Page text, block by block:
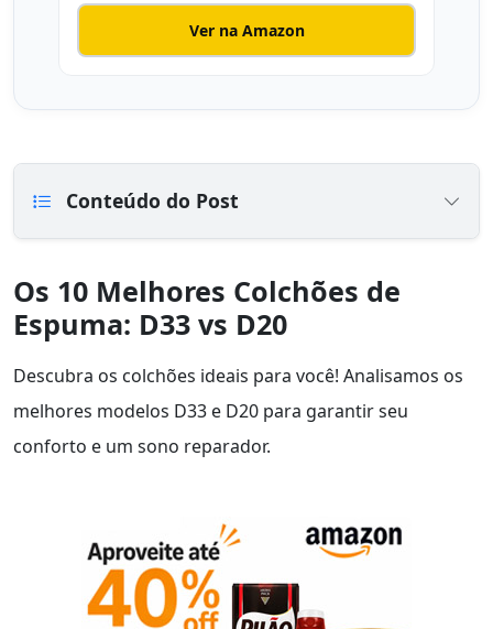
Ver na Amazon
Conteúdo do Post
Os 10 Melhores Colchões de
Espuma: D33 vs D20
Descubra os colchões ideais para você! Analisamos os
melhores modelos D33 e D20 para garantir seu
conforto e um sono reparador.